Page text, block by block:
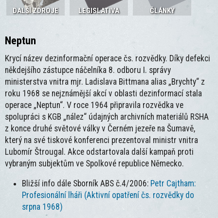
DALŠÍ ZDROJE LEGISLATIVA ČLÁNKY
Neptun
Krycí název dezinformační operace čs. rozvědky. Díky defekci
někdejšího zástupce náčelníka 8. odboru I. správy
ministerstva vnitra mjr. Ladislava Bittmana alias „Brychty“ z
roku 1968 se nejznámější akcí v oblasti dezinformací stala
operace „Neptun“. V roce 1964 připravila rozvědka ve
spolupráci s KGB „nález“ údajných archivních materiálů RSHA
z konce druhé světové války v Černém jezeře na Šumavě,
který na své tiskové konferenci prezentoval ministr vnitra
Lubomír Štrougal. Akce odstartovala další kampaň proti
vybraným subjektům ve Spolkové republice Německo.
Bližší info dále Sborník ABS č.4/2006: Petr Cajtham:
Profesionální lháři (Aktivní opatření čs. rozvědky do
srpna 1968)